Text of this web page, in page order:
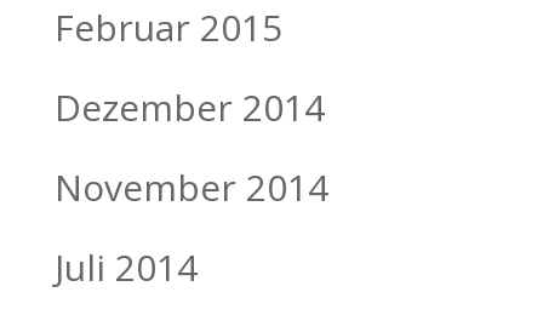
Februar 2015
Dezember 2014
November 2014
Juli 2014